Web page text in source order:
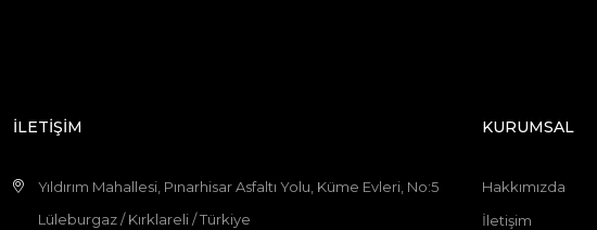
İLETİŞİM
Yıldırım Mahallesi, Pınarhisar Asfaltı Yolu, Küme Evleri, No:5
Lüleburgaz / Kırklareli / Türkiye
KURUMSAL
Hakkımızda
İletişim